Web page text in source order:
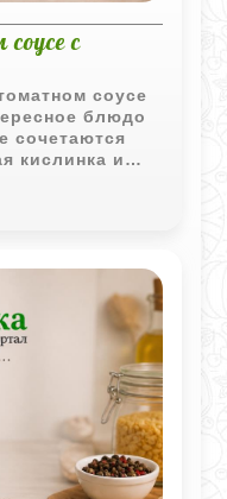
с
соусе
блюдо
сочетаются
кислинка и